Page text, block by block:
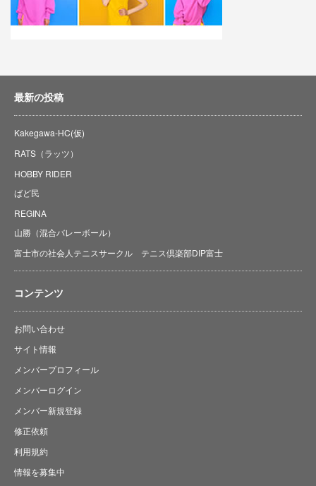
最新の投稿
Kakegawa-HC(仮)
RATS（ラッツ）
HOBBY RIDER
ばど民
REGINA
山勝（混合バレーボール）
富士市の社会人テニスサークル テニス倶楽部DIP富士
コンテンツ
お問い合わせ
サイト情報
メンバープロフィール
メンバーログイン
メンバー新規登録
修正依頼
利用規約
情報を募集中